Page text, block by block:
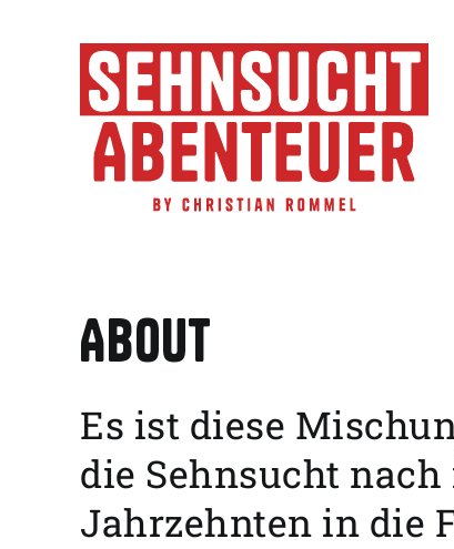
About
Es ist diese
die Sehnsucht
Jahrzehnten in die